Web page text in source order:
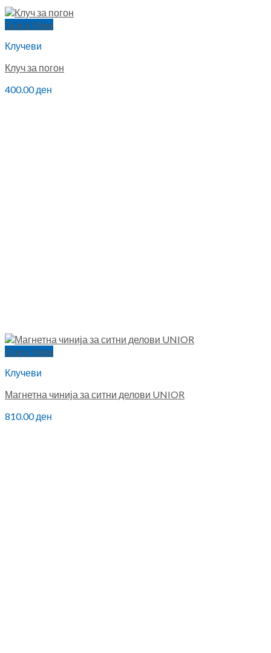
Quick View
Клучеви
Клуч за погон
400.00ден
Quick View
Клучеви
Магнетна чинија за ситни делови UNIOR
810.00ден